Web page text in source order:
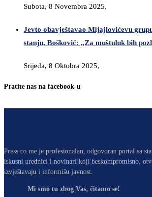
Subota, 8 Novembra 2025,
Jevto obavještavao Mijajlovićevu
stanju, Bošković: „Za muštuluk bih
Srijeda, 8 Oktobra 2025,
Pratite nas na facebook-u
Press.co.me je profesionalan, odgovoran portal sa
iskusni urednici i novinari koji beskompromisno,
izvještavaju i informišu javnost.
Mi smo tu zbog Vas, čitamo se!